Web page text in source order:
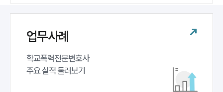
업무사례
학교폭력전문변호사
주요 실적 둘러보기